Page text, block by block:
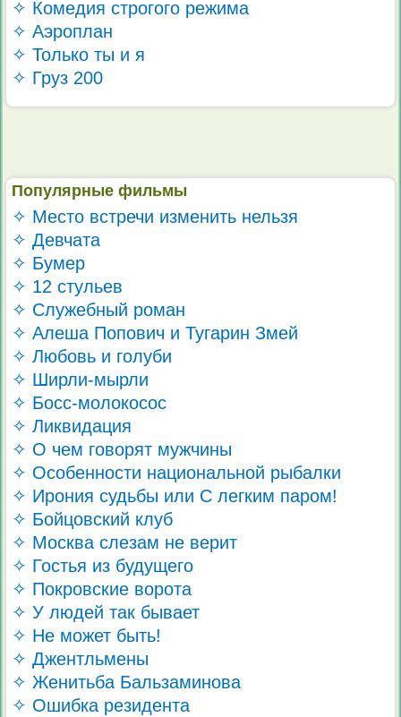
✧ Комедия строгого режима
✧ Аэроплан
✧ Только ты и я
✧ Груз 200
Популярные фильмы
✧ Место встречи изменить нельзя
✧ Девчата
✧ Бумер
✧ 12 стульев
✧ Служебный роман
✧ Алеша Попович и Тугарин Змей
✧ Любовь и голуби
✧ Ширли-мырли
✧ Босс-молокосос
✧ Ликвидация
✧ О чем говорят мужчины
✧ Особенности национальной рыбалки
✧ Ирония судьбы или С легким паром!
✧ Бойцовский клуб
✧ Москва слезам не верит
✧ Гостья из будущего
✧ Покровские ворота
✧ У людей так бывает
✧ Не может быть!
✧ Джентльмены
✧ Женитьба Бальзаминова
✧ Ошибка резидента